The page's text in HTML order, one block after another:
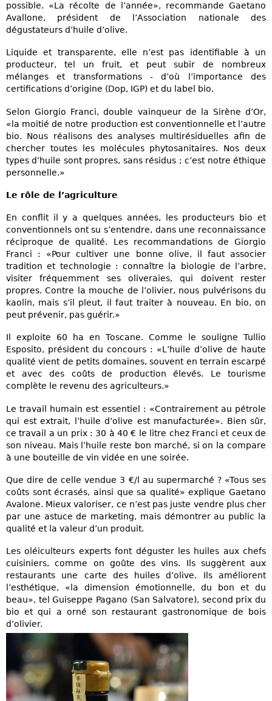
possible. «La récolte de l’année», recommande Gaetano
Avallone, président de l’Association nationale des
dégustateurs d’huile d’olive.
Liquide et transparente, elle n’est pas identifiable à un
producteur, tel un fruit, et peut subir de nombreux
mélanges et transformations - d’où l’importance des
certifications d’origine (Dop, IGP) et du label bio.
Selon Giorgio Franci, double vainqueur de la Sirène d’Or,
«la moitié de notre production est conventionnelle et l’autre
bio. Nous réalisons des analyses multirésiduelles afin de
chercher toutes les molécules phytosanitaires. Nos deux
types d’huile sont propres, sans résidus ; c’est notre éthique
personnelle.»
Le rôle de l’agriculture
En conflit il y a quelques années, les producteurs bio et
conventionnels ont su s’entendre, dans une reconnaissance
réciproque de qualité. Les recommandations de Giorgio
Franci : «Pour cultiver une bonne olive, il faut associer
tradition et technologie : connaître la biologie de l’arbre,
visiter fréquemment ses oliveraies, qui doivent rester
propres. Contre la mouche de l’olivier, nous pulvérisons du
kaolin, mais s’il pleut, il faut traiter à nouveau. En bio, on
peut prévenir, pas guérir.»
Il exploite 60 ha en Toscane. Comme le souligne Tullio
Esposito, président du concours : «L’huile d’olive de haute
qualité vient de petits domaines, souvent en terrain escarpé
et avec des coûts de production élevés. Le tourisme
complète le revenu des agriculteurs.»
Le travail humain est essentiel : «Contrairement au pétrole
qui est extrait, l’huile d’olive est manufacturée». Bien sûr,
ce travail a un prix : 30 à 40 € le litre chez Franci et ceux de
son niveau. Mais l’huile reste bon marché, si on la compare
à une bouteille de vin vidée en une soirée.
Que dire de celle vendue 3 €/l au supermarché ? «Tous ses
coûts sont écrasés, ainsi que sa qualité» explique Gaetano
Avalone. Mieux valoriser, ce n’est pas juste vendre plus cher
par une astuce de marketing, mais démontrer au public la
qualité et la valeur d’un produit.
Les oléiculteurs experts font déguster les huiles aux chefs
cuisiniers, comme on goûte des vins. Ils suggèrent aux
restaurants une carte des huiles d’olive. Ils améliorent
l’esthétique, «la dimension émotionnelle, du bon et du
beau», tel Guiseppe Pagano (San Salvatore), second prix du
bio et qui a orné son restaurant gastronomique de bois
d’olivier.